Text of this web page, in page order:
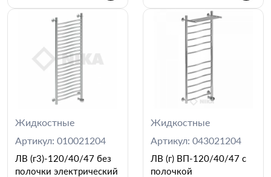
Жидкостные
Артикул: 010021204
ЛВ (г3)-120/40/47 без
полочки электрический
Жидкостные
Артикул: 043021204
ЛВ (г) ВП-120/40/47 с
полочкой